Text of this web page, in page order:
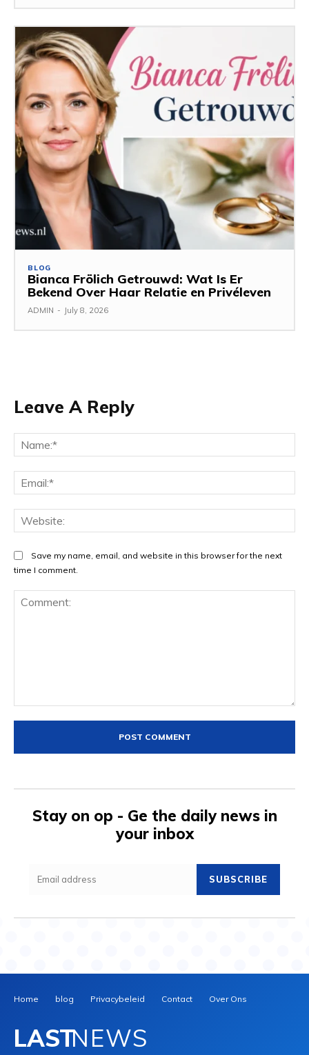
BLOG
Bianca Frölich Getrouwd: Wat Is Er
Bekend Over Haar Relatie en Privéleven
ADMIN - July 8, 2026
Leave A Reply
Save my name, email, and website in this browser for the next
time I comment.
Stay on op - Ge the daily news in
your inbox
SUBSCRIBE
Home blog Privacybeleid Contact Over Ons
LASTNEWS